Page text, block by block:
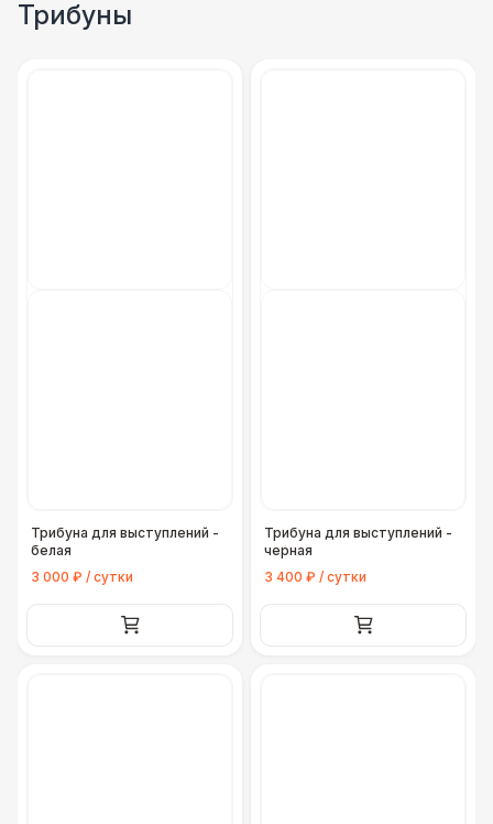
Трибуны
Трибуна для выступлений -
белая
3 000 ₽ / сутки
Трибуна для выступлений -
черная
3 400 ₽ / сутки